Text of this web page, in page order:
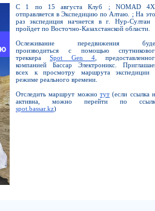
С 1 по 15 августа Клуб ; NOMAD
отправляется в Экспедицию по Алтаю. ; На
раз экспедиция начнется в г. Нур-Султан
пройдет по Восточно-Казахстанской области.
Ослеживание передвижения
производиться с помощью
треккераSpot Gen 4,
компанией Бассар Электроникс.
всех к просмотру маршрута экспедиции
режиме реального времени.
Отследить маршрут можно тут (если ссылка
активна, можно перейти по
spot.bassar.kz)